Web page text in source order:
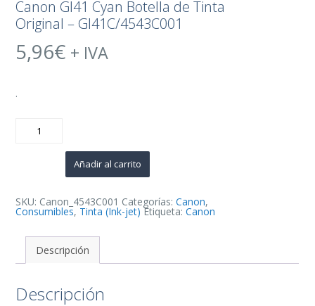
Canon GI41 Cyan Botella de Tinta
Original – GI41C/4543C001
5,96€ + IVA
.
GI41C/4543C001
cantidad
Añadir al carrito
SKU: Canon_4543C001 Categorías:Canon,
Consumibles, Tinta (Ink-jet) Etiqueta:Canon
Descripción
Descripción